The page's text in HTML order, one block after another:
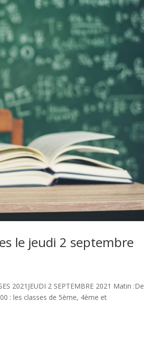
le jeudi 2 septembre
2021JEUDI 2 SEPTEMBRE 2021 Matin :De
: les classes de 5ème, 4ème et